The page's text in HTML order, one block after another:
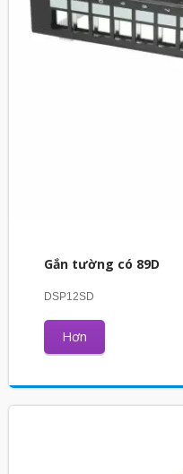
Gắn tường có 89D
DSP12SD
Hơn